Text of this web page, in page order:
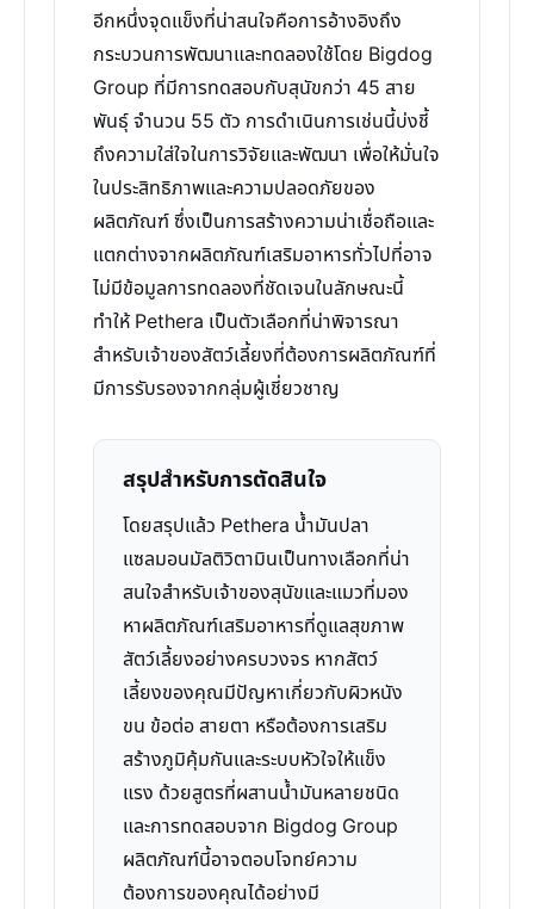
อีกหนึ่งจุดแข็งที่น่าสนใจคือการอ้างอิงถึง
กระบวนการพัฒนาและทดลองใช้โดย Bigdog
Group ที่มีการทดสอบกับสุนัขกว่า 45 สาย
พันธุ์ จำนวน 55 ตัว การดำเนินการเช่นนี้บ่งชี้
ถึงความใส่ใจในการวิจัยและพัฒนา เพื่อให้มั่นใจ
ในประสิทธิภาพและความปลอดภัยของ
ผลิตภัณฑ์ ซึ่งเป็นการสร้างความน่าเชื่อถือและ
แตกต่างจากผลิตภัณฑ์เสริมอาหารทั่วไปที่อาจ
ไม่มีข้อมูลการทดลองที่ชัดเจนในลักษณะนี้
ทำให้ Pethera เป็นตัวเลือกที่น่าพิจารณา
สำหรับเจ้าของสัตว์เลี้ยงที่ต้องการผลิตภัณฑ์ที่
มีการรับรองจากกลุ่มผู้เชี่ยวชาญ
สรุปสำหรับการตัดสินใจ
โดยสรุปแล้ว Pethera น้ำมันปลา
แซลมอนมัลติวิตามินเป็นทางเลือกที่น่า
สนใจสำหรับเจ้าของสุนัขและแมวที่มอง
หาผลิตภัณฑ์เสริมอาหารที่ดูแลสุขภาพ
สัตว์เลี้ยงอย่างครบวงจร หากสัตว์
เลี้ยงของคุณมีปัญหาเกี่ยวกับผิวหนัง
ขน ข้อต่อ สายตา หรือต้องการเสริม
สร้างภูมิคุ้มกันและระบบหัวใจให้แข็ง
แรง ด้วยสูตรที่ผสานน้ำมันหลายชนิด
และการทดสอบจาก Bigdog Group
ผลิตภัณฑ์นี้อาจตอบโจทย์ความ
ต้องการของคุณได้อย่างมี